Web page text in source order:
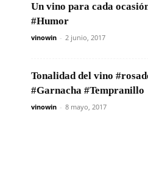
Un vino para cada
#Humor
vinowin - 2 junio, 2017
Tonalidad del vino
#Garnacha #Tempranillo
vinowin - 8 mayo, 2017